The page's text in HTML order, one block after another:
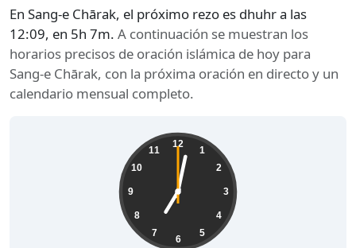
En Sang-e Chārak, el próximo rezo es dhuhr a las
12:09, en 5h 7m. A continuación se muestran los
horarios precisos de oración islámica de hoy para
Sang-e Chārak, con la próxima oración en directo y un
calendario mensual completo.
12
1
2
3
4
5
6
7
8
9
10
11